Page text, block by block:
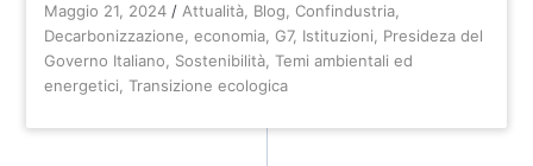
Maggio 21, 2024 / Attualità Blog ,Confindustria
Decarbonizzazione ,economia ,G7, Istituzioni
Presideza del
Governo Italiano
Sostenibilità ,Temi ambientali ed
energetici ,Transizione ecologica